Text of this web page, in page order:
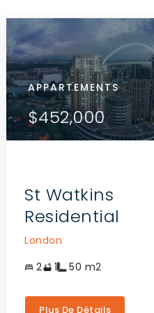
APPARTEMENTS
$454,000
APPARTEMENTS
$732,000
APPARTEMENTS
$452,000
St Watkins
Residential
London
2
1 50 m2
Plus De Détails
VOIR LES DÉTAILS
COMMUNIQUEZ AVEC
L'AGENT